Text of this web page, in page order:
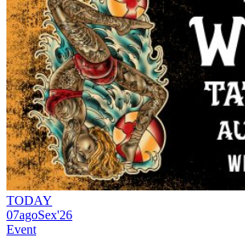
TODAY
07agoSex'26
Event